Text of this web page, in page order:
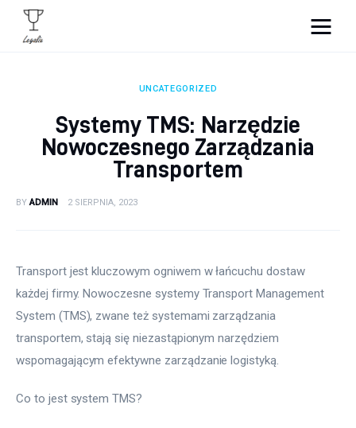
Wnętrza
Zdrowie i uroda
Kulinaria
Lifestyle
UNCATEGORIZED
Systemy TMS: Narzędzie
Nowoczesnego Zarządzania
Transportem
BY ADMIN 2 SIERPNIA, 2023
Transport jest kluczowym ogniwem w łańcuchu dostaw
każdej firmy. Nowoczesne systemy Transport Management
System (TMS), zwane też systemami zarządzania
transportem, stają się niezastąpionym narzędziem
wspomagającym efektywne zarządzanie logistyką.
Co to jest system TMS?